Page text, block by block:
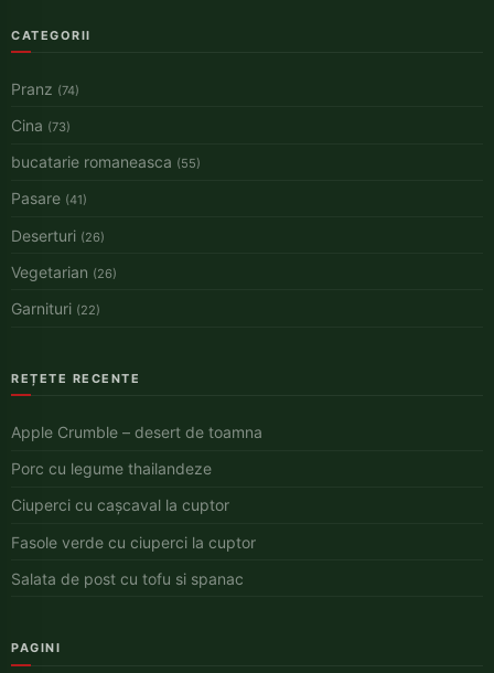
CATEGORII
Pranz (74)
Cina (73)
bucatarie romaneasca (55)
Pasare (41)
Deserturi (26)
Vegetarian (26)
Garnituri (22)
REȚETE RECENTE
Apple Crumble – desert de toamna
Porc cu legume thailandeze
Ciuperci cu cașcaval la cuptor
Fasole verde cu ciuperci la cuptor
Salata de post cu tofu si spanac
PAGINI